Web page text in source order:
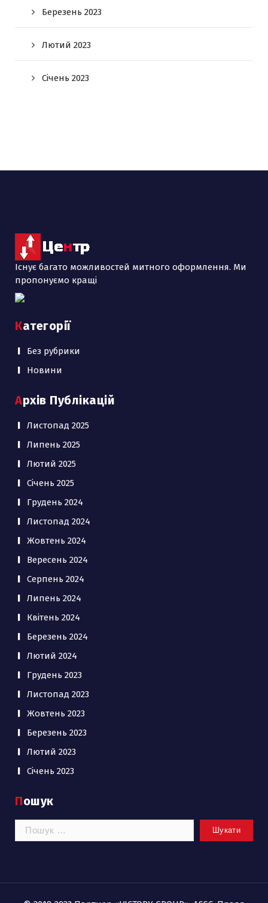
Березень 2023
Лютий 2023
Січень 2023
Існує багато можливостей митного оформлення. Ми
пропонуємо кращі
Категорії
Без рубрики
Новини
Архів Публікацій
Листопад 2025
Липень 2025
Лютий 2025
Січень 2025
Грудень 2024
Листопад 2024
Жовтень 2024
Вересень 2024
Серпень 2024
Липень 2024
Квітень 2024
Березень 2024
Лютий 2024
Грудень 2023
Листопад 2023
Жовтень 2023
Березень 2023
Лютий 2023
Січень 2023
Пошук
Пошук: